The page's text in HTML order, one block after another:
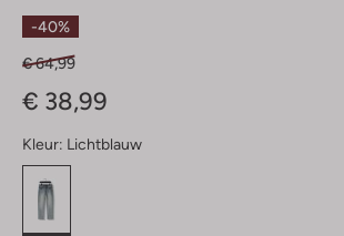
-40%
€ 64,99
€ 38,99
Kleur: Lichtblauw